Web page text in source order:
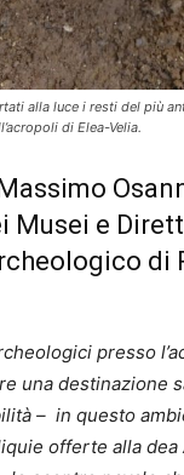
alla luce i resti del più
di Elea-Velia.
Musei e
di
presso
una destinazione
– in questo
offerte alla dea